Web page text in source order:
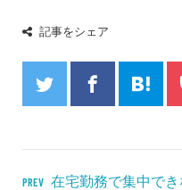
記事をシェア
PREV 在宅勤務で集中でき